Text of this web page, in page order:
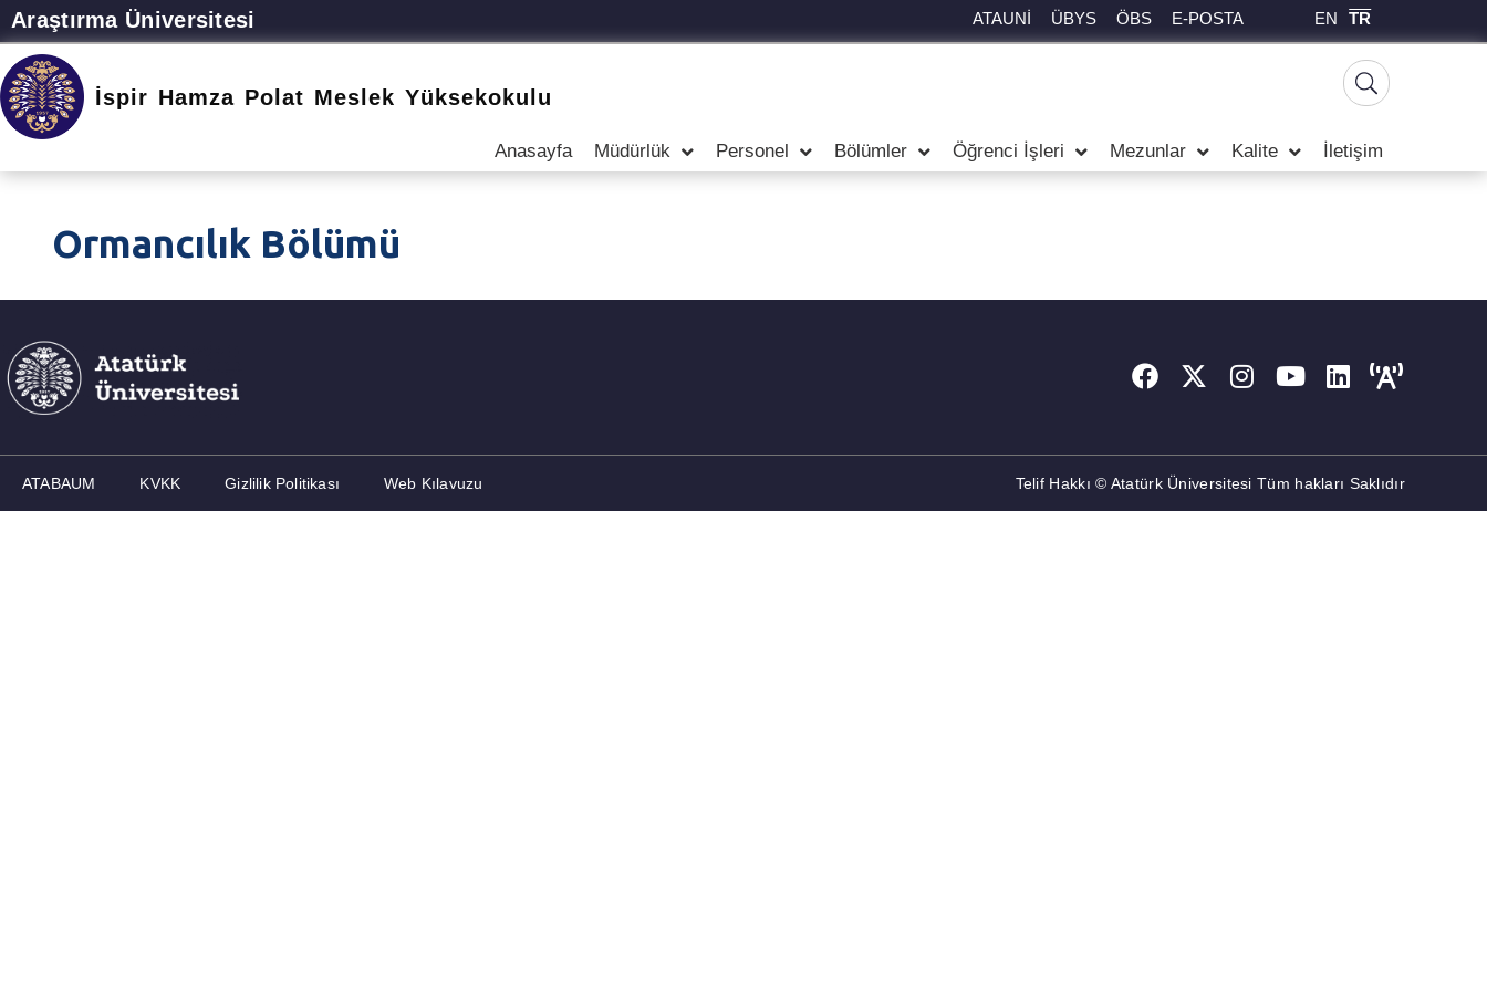
Araştırma Üniversitesi ATAUNİ ÜBYS ÖBS E-POSTA EN TR
İspir Hamza Polat Meslek Yüksekokulu
Anasayfa Müdürlük Personel Bölümler Öğrenci İşleri Mezunlar Kalite İletişim
Ormancılık Bölümü
ATABAUM KVKK Gizlilik Politikası Web Kılavuzu Telif Hakkı © Atatürk Üniversitesi Tüm hakları Saklıdır